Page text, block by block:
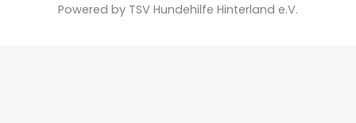
Powered by TSV Hundehilfe Hinterland e.V.